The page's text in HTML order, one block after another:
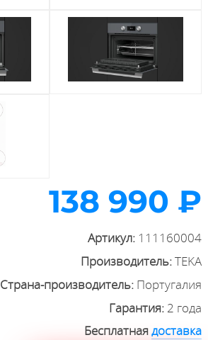
138 990 ₽
Артикул: 111160004
Производитель:TEKA
Страна-производитель: Португалия
Гарантия: 2 года
Бесплатнаядоставка